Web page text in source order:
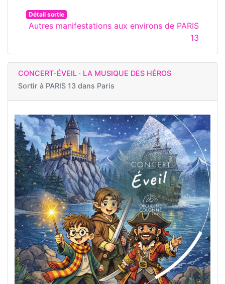
Détail sortie
Autres manifestations aux environs de PARIS
13
CONCERT-ÉVEIL · LA MUSIQUE DES HÉROS
Sortir à PARIS 13 dans Paris